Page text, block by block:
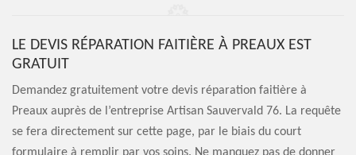
LE DEVIS RÉPARATION FAITIÈRE À PREAUX EST
GRATUIT
Demandez gratuitement votre devis réparation faitière à
Preaux auprès de l’entreprise Artisan Sauvervald 76. La requête
se fera directement sur cette page, par le biais du court